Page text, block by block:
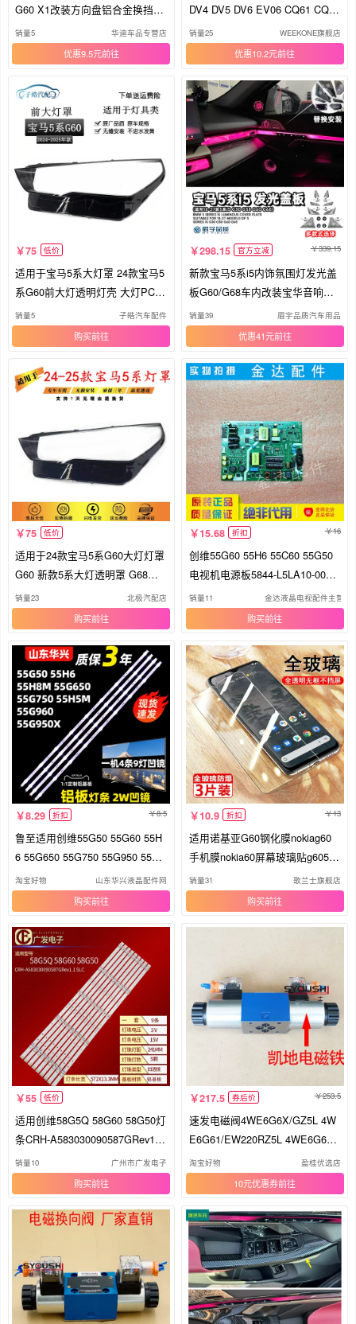
G60 X1改装方向盘铝合金换挡拨
片
销量5 华迪车品专营店
优惠9.5元
DV4 DV5 DV6 EV06 CQ61 CQ41
G50 G60 HSTNN-C51C/LB72/U
B73笔记本电脑电池
销量25 WEEKONE旗舰店
优惠10.2元
75 低价
适用于宝马5系大灯罩 24款宝马5
系G60前大灯透明灯壳 大灯PC面
罩
销量5 子皓汽车配件
购买
298.15 官方立减 339.15
新款宝马5系i5内饰氛围灯发光盖
板G60/G68车内改装宝华音响喇
叭
销量39 眉宇品质汽车用品
优惠41元
75 低价
适用于24款宝马5系G60大灯灯罩
G60 新款5系大灯透明罩 G68大
灯壳
销量23 北极汽配店
购买
15.68 折扣 16
创维55G60 55H6 55C60 55G50
电视机电源板5844-L5LA10-0000
L5LA1
销量11 金达液晶电视配件主营店
购买
8.29 折扣 8.5
鲁至适用创维55G50 55G60 55H
6 55G650 55G750 55G950 55H5
M 灯条
淘宝好物 山东华兴液晶配件网
购买
10.9 折扣 13
适用诺基亚G60钢化膜nokiag60
手机膜nokia60屏幕玻璃贴g605g
版保护膜5g电话贴膜防爆高清萤
幕抗蓝光屏保模
销量31 歌兰士旗舰店
购买
55 低价
适用创维58G5Q 58G60 58G50灯
条CRH-A583030090587GRev1.1
SLC背
销量10 广州市广发电子
购买
217.5 券后价 253.5
速发电磁阀4WE6G6X/GZ5L 4W
E6G61/EW220RZ5L 4WE6G60/
AW220-50Z4
淘宝好物 盈桂优选店
10元优惠券